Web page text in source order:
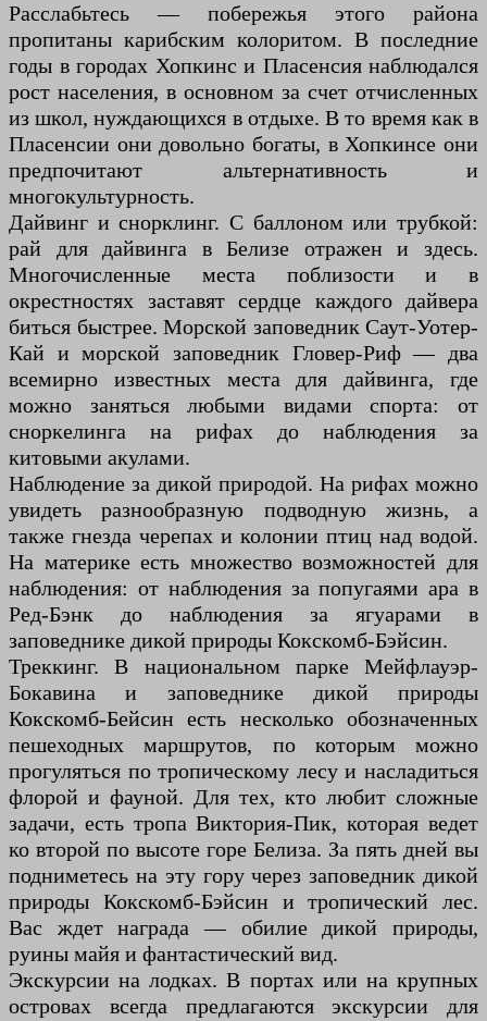
Расслабьтесь — побережья этого района
пропитаны карибским колоритом. В последние
годы в городах Хопкинс и Пласенсия наблюдался
рост населения, в основном за счет отчисленных
из школ, нуждающихся в отдыхе. В то время как в
Пласенсии они довольно богаты, в Хопкинсе они
предпочитают альтернативность и
многокультурность.
Дайвинг и снорклинг. С баллоном или трубкой:
рай для дайвинга в Белизе отражен и здесь.
Многочисленные места поблизости и в
окрестностях заставят сердце каждого дайвера
биться быстрее. Морской заповедник Саут-Уотер-
Кай и морской заповедник Гловер-Риф — два
всемирно известных места для дайвинга, где
можно заняться любыми видами спорта: от
сноркелинга на рифах до наблюдения за
китовыми акулами.
Наблюдение за дикой природой. На рифах можно
увидеть разнообразную подводную жизнь, а
также гнезда черепах и колонии птиц над водой.
На материке есть множество возможностей для
наблюдения: от наблюдения за попугаями ара в
Ред-Бэнк до наблюдения за ягуарами в
заповеднике дикой природы Кокскомб-Бэйсин.
Треккинг. В национальном парке Мейфлауэр-
Бокавина и заповеднике дикой природы
Кокскомб-Бейсин есть несколько обозначенных
пешеходных маршрутов, по которым можно
прогуляться по тропическому лесу и насладиться
флорой и фауной. Для тех, кто любит сложные
задачи, есть тропа Виктория-Пик, которая ведет
ко второй по высоте горе Белиза. За пять дней вы
подниметесь на эту гору через заповедник дикой
природы Кокскомб-Бэйсин и тропический лес.
Вас ждет награда — обилие дикой природы,
руины майя и фантастический вид.
Экскурсии на лодках. В портах или на крупных
островах всегда предлагаются экскурсии для